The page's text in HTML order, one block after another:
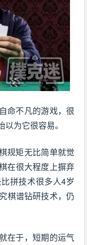
命不凡的游戏，很
为它很容易。
规矩无比简单就觉
在很大程度上摒弃
拼技术很多人4岁
棋谱钻研技术，仍
在于，短期的运气